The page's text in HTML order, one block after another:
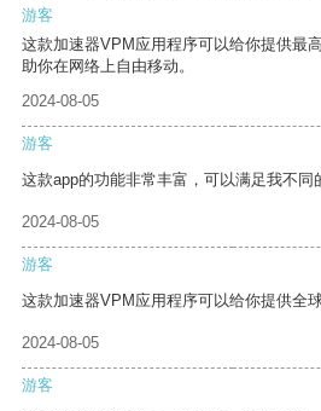
游客
这款加速器VPM应用程序可以给你提供最
助你在网络上自由移动。
2024-08-05
游客
这款app的功能非常丰富，可以满足我不同
2024-08-05
游客
这款加速器VPM应用程序可以给你提供全
2024-08-05
游客